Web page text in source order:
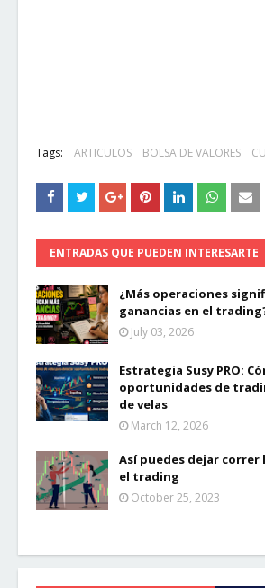
Tags: ARTICULOS BOLSA DE VALORES
ENTRADAS QUE PUEDEN INTERESARTE
¿Más operaciones
ganancias en el
July 03, 2026
Estrategia Susy PRO:
oportunidades de
de velas
March 12, 2026
Así puedes dejar correr
el trading
October 25, 2023